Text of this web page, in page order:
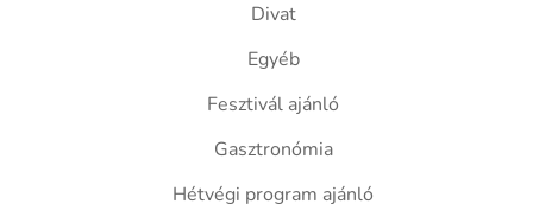
Divat
Egyéb
Fesztivál ajánló
Gasztronómia
Hétvégi program ajánló